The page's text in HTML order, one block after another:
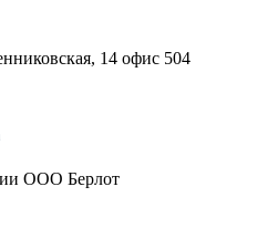
14 офис 504
ООО Берлот